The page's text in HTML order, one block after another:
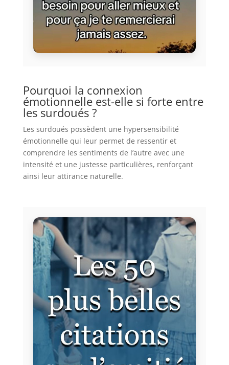
Pourquoi la connexion
émotionnelle est-elle si forte entre
les surdoués ?
Les surdoués possèdent une hypersensibilité
émotionnelle qui leur permet de ressentir et
comprendre les sentiments de l’autre avec une
intensité et une justesse particulières, renforçant
ainsi leur attirance naturelle.